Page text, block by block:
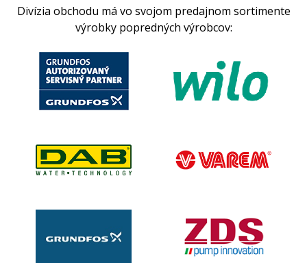
Divízia obchodu má vo svojom predajnom sortimente
výrobky popredných výrobcov: